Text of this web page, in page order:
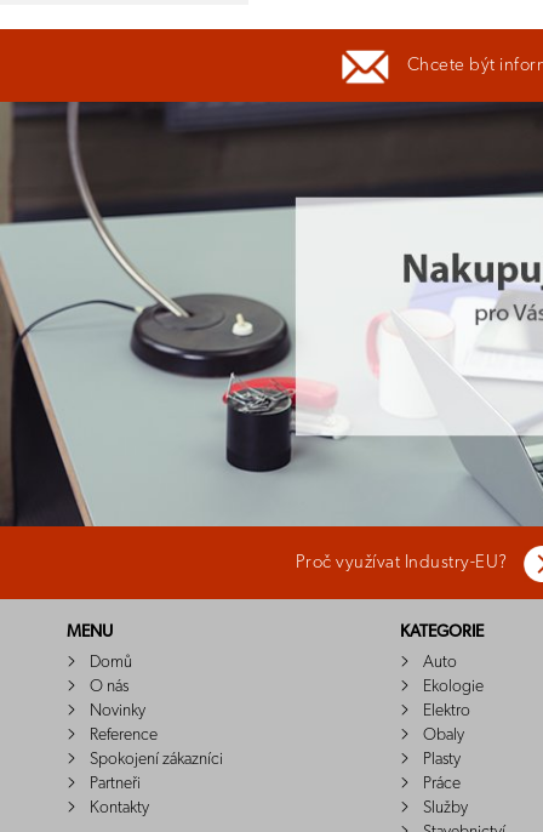
Chcete být
Proč využívat Industry-EU?
MENU
Domů
O nás
Novinky
Reference
Spokojení zákazníci
Partneři
Kontakty
KATEGORIE
Auto
Ekologie
Elektro
Obaly
Plasty
Práce
Služby